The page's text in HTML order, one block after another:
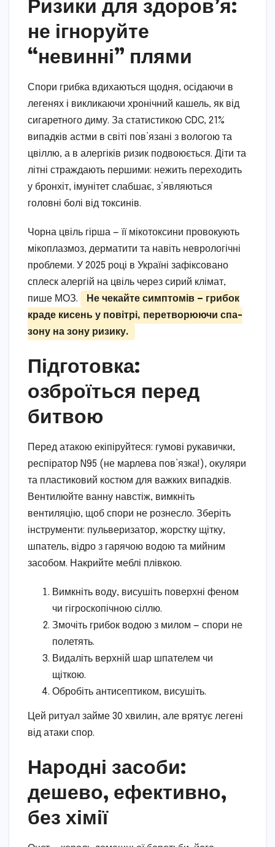
Ризики для здоров’я:
не ігноруйте
“невинні” плями
Спори грибка вдихаються щодня, осідаючи в
легенях і викликаючи хронічний кашель, як від
сигаретного диму. За статистикою CDC, 21%
випадків астми в світі пов’язані з вологою та
цвіллю, а в алергіків ризик подвоюється. Діти та
літні страждають першими: нежить переходить
у бронхіт, імунітет слабшає, з’являються
головні болі від токсинів.
Чорна цвіль гірша — її мікотоксини провокують
мікоплазмоз, дерматити та навіть неврологічні
проблеми. У 2025 році в Україні зафіксовано
сплеск алергій на цвіль через сирий клімат,
пише МОЗ.
Не чекайте симптомів — грибок
краде кисень у повітрі, перетворюючи спа-
зону на зону ризику.
Підготовка:
озброїться перед
битвою
Перед атакою екіпіруйтеся: гумові рукавички,
респіратор N95 (не марлева пов’язка!), окуляри
та пластиковий костюм для важких випадків.
Вентилюйте ванну навстіж, вимкніть
вентиляцію, щоб спори не рознесло. Зберіть
інструменти: пульверизатор, жорстку щітку,
шпатель, відро з гарячою водою та мийним
засобом. Накрийте меблі плівкою.
Вимкніть воду, висушіть поверхні феном
чи гігроскопічною сіллю.
Змочіть грибок водою з милом — спори не
полетять.
Видаліть верхній шар шпателем чи
щіткою.
Обробіть антисептиком, висушіть.
Цей ритуал займе 30 хвилин, але врятує легені
від атаки спор.
Народні засоби:
дешево, ефективно,
без хімії